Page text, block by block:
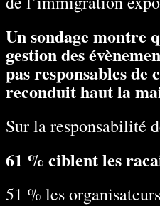
Un sondage montre
gestion des
pas responsables de
reconduit haut la
Sur la responsabilité
61 % ciblent les
51 % les